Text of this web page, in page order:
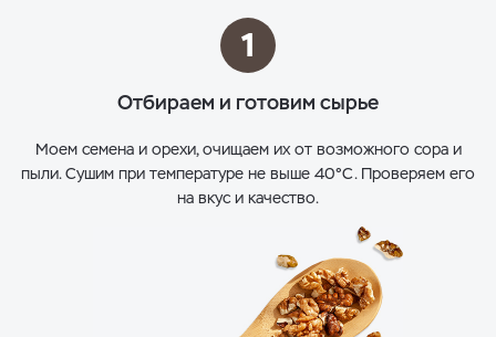
1
Отбираем и готовим сырье
Моем семена и орехи, очищаем их от возможного сора и
пыли. Сушим при температуре не выше 40°С. Проверяем его
на вкус и качество.